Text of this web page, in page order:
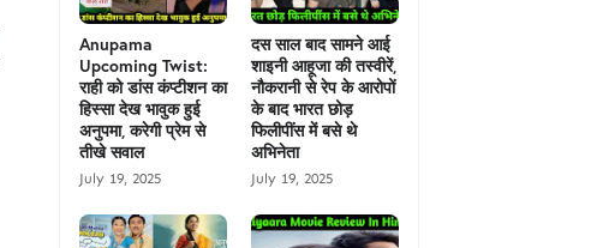
Anupama
Upcoming Twist:
राही को डांस कंप्टीशन का
हिस्सा देख भावुक हुई
अनुपमा, करेगी प्रेम से
तीखे सवाल
July 19, 2025
दस साल बाद सामने आई
शाइनी आहूजा की तस्वीरें,
नौकरानी से रेप के आरोपों
के बाद भारत छोड़
फिलीपींस में बसे थे
अभिनेता
July 19, 2025